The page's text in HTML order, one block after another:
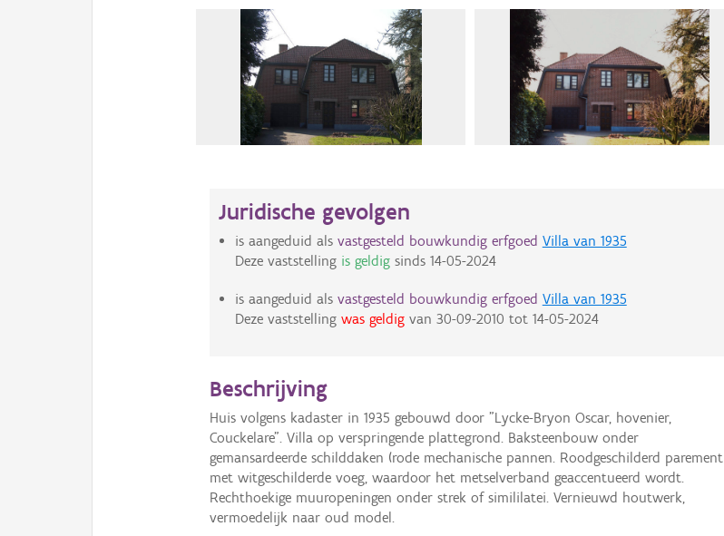
Juridische gevolgen
is aangeduid als vastgesteld bouwkundig erfgoed Villa van 1935
Deze vaststelling is geldigsinds 14-05-2024
is aangeduid als vastgesteld bouwkundig erfgoed Villa van 1935
Deze vaststelling was geldigvan 30-09-2010 tot 14-05-2024
Beschrijving
Huis volgens kadaster in 1935 gebouwd door "Lycke-Bryon Oscar, hovenier,
Couckelare". Villa op verspringende plattegrond. Baksteenbouw onder
gemansardeerde schilddaken (rode mechanische pannen. Roodgeschilderd parement
met witgeschilderde voeg, waardoor het metselverband geaccentueerd wordt.
Rechthoekige muuropeningen onder strek of simililatei. Vernieuwd houtwerk,
vermoedelijk naar oud model.